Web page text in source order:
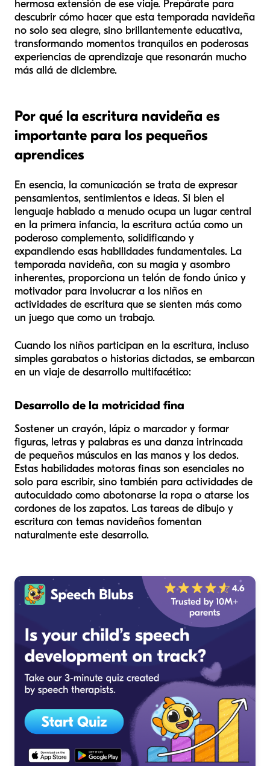
hermosa extensión de ese viaje. Prepárate para
descubrir cómo hacer que esta temporada navideña
no solo sea alegre, sino brillantemente educativa,
transformando momentos tranquilos en poderosas
experiencias de aprendizaje que resonarán mucho
más allá de diciembre.
Por qué la escritura navideña es
importante para los pequeños
aprendices
En esencia, la comunicación se trata de expresar
pensamientos, sentimientos e ideas. Si bien el
lenguaje hablado a menudo ocupa un lugar central
en la primera infancia, la escritura actúa como un
poderoso complemento, solidificando y
expandiendo esas habilidades fundamentales. La
temporada navideña, con su magia y asombro
inherentes, proporciona un telón de fondo único y
motivador para involucrar a los niños en
actividades de escritura que se sienten más como
un juego que como un trabajo.
Cuando los niños participan en la escritura, incluso
simples garabatos o historias dictadas, se embarcan
en un viaje de desarrollo multifacético:
Desarrollo de la motricidad fina
Sostener un crayón, lápiz o marcador y formar
figuras, letras y palabras es una danza intrincada
de pequeños músculos en las manos y los dedos.
Estas habilidades motoras finas son esenciales no
solo para escribir, sino también para actividades de
autocuidado como abotonarse la ropa o atarse los
cordones de los zapatos. Las tareas de dibujo y
escritura con temas navideños fomentan
naturalmente este desarrollo.